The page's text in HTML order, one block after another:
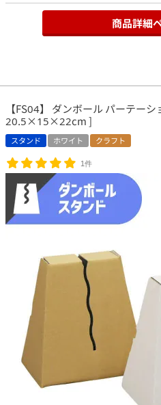
商品詳細
【FS04】 ダンボール パーテー
20.5×15×22cm ]
スタンド ホワイト クラフト
1件